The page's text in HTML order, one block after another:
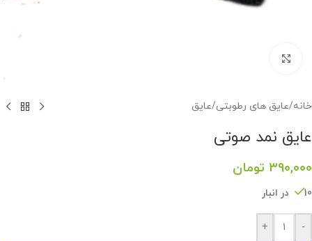
خانه/عایق های رطوبتی/عایق
عایق نمد صوتی
۳۹۰,۰۰۰ تومان
10 در انبار
-
+